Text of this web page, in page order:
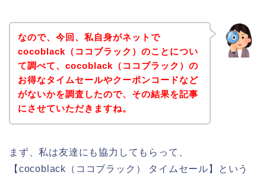
なので、今回、私自身がネットで
cocoblack（ココブラック）のことについ
て調べて、cocoblack（ココブラック）の
お得なタイムセールやクーポンコードなど
がないかを調査したので、その結果を記事
にさせていただきますね。
まず、私は友達にも協力してもらって、
【cocoblack（ココブラック） タイムセール】という